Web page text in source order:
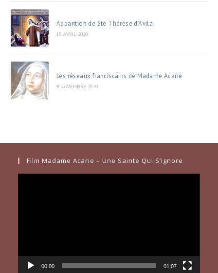
Apparition de Ste Thérèse d’Avila
15 AVRIL 2020
Les réseaux franciscains de Madame Acarie
9 NOVEMBRE 2020
Film Madame Acarie – Une Sainte Qui S’ignore
00:00 01:07